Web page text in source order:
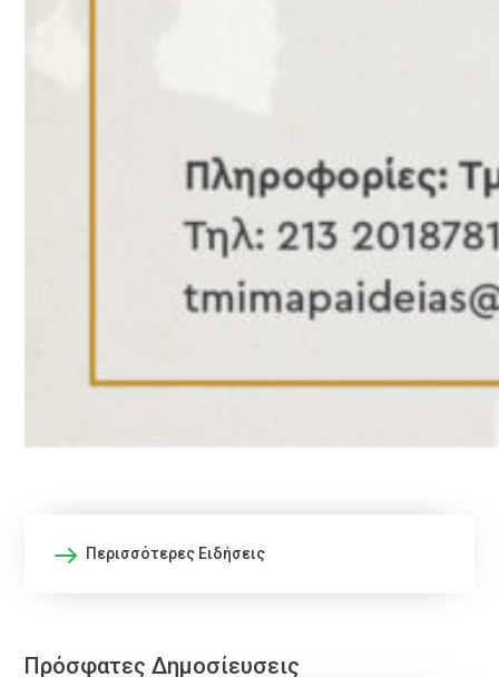
Περισσότερες Ειδήσεις
Πρόσφατες Δημοσίευσεις